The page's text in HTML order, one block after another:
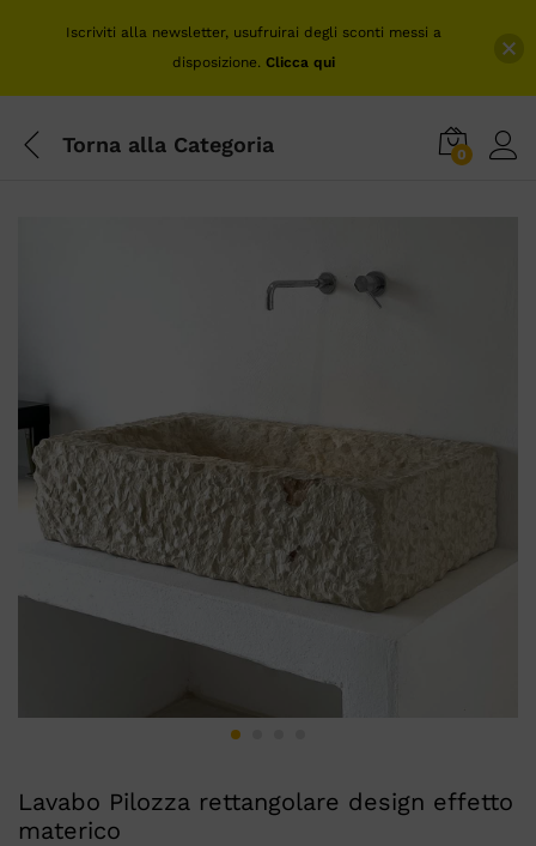
Torna alla Categoria 0
Lavabo Pilozza rettangolare design effetto
materico
Iscriviti alla newsletter, usufruirai degli sconti messi a
disposizione. Clicca qui